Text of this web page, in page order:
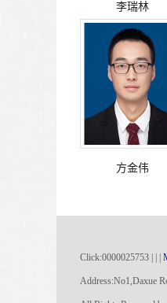
李瑞林
方金伟
Click:0000025753
Address:No1,Daxue